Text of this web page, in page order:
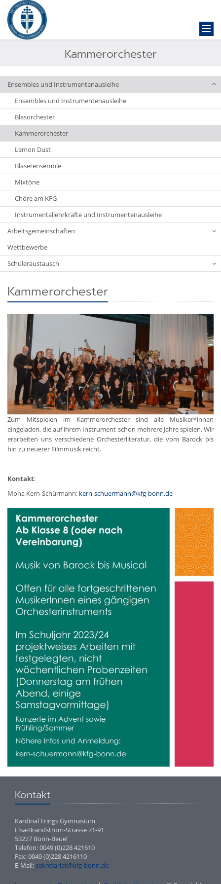
Kammerorchester
Ensembles und Instrumentenausleihe
Ensembles und Instrumentenausleihe
Blasorchester
Kammerorchester
Lemon Dust
Bläserensemble
Mixtöne
Chöre am KFG
Instrumentallehrkräfte und Instrumentenausleihe
Arbeitsgemeinschaften
Wettbewerbe
Schüleraustausch
Kammerorchester
Zum Mitspielen im Kammerorchester sind alle Musiker*innen
eingeladen, die auf ihrem Instrument schon mehrere Jahre spielen. Wir
erarbeiten uns verschiedene Orchesterliteratur, die vom Barock bis
hin zu neuerer Filmmusik reicht.
Kontakt:
Mona Kern-Schürmann: kern-schuermann@kfg-bonn.de
Kontakt
Kardinal Frings Gymnasium
Elsa-Brändström-Strasse 71-91
53227 Bonn-Beuel
Telefon: 0049 (0)228 421610
Fax: 0049 (0)228 4216110
E-Mail: sekretariat@kfg-bonn.de